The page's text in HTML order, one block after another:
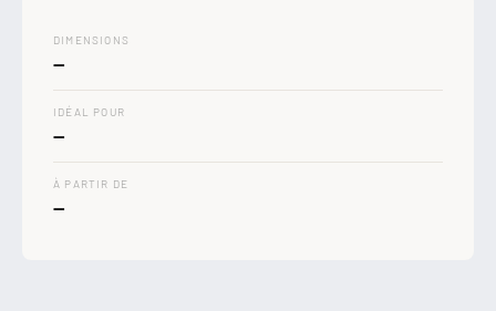
DIMENSIONS
—
IDÉAL POUR
—
À PARTIR DE
—